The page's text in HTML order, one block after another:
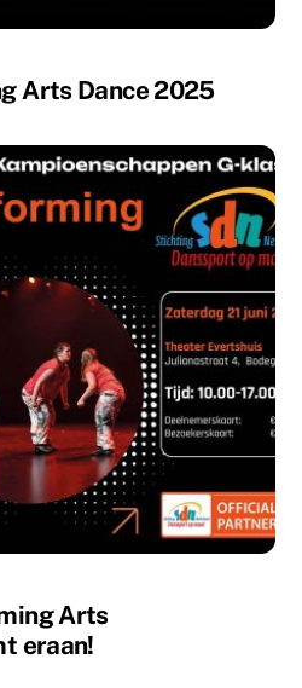
Arts Dance 2025
Arts
eraan!